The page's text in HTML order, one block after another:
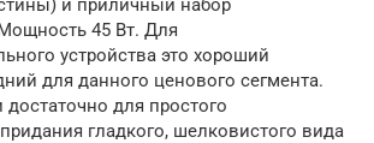
и приличный набор
45 Вт. Для
устройства это хороший
для данного ценового сегмента.
для простого
гладкого, шелковистого вида